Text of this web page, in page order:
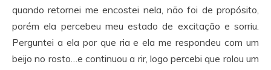
quando retornei me encostei nela, não foi de propósito,
porém ela percebeu meu estado de excitação e sorriu.
Perguntei a ela por que ria e ela me respondeu com um
beijo no rosto…e continuou a rir, logo percebi que rolou um